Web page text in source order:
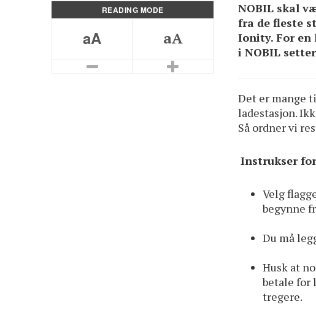
READING MODE
aA aA
NOBIL skal
fra de fleste
Ionity. For
i NOBIL
Det er mange
ladestasjon.
Så ordner vi
Instrukser
Velg
begynne
Du må
Husk at
betale for
tregere.